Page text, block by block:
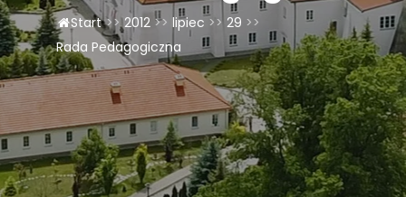
LAOM
Klasztor
1,5%
Kontakt
Start >> 2012 >> lipiec >> 29 >>
Rada Pedagogiczna